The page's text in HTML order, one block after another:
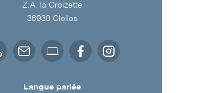
Z.A. la Croizette
38930 Clelles
Langue parlée